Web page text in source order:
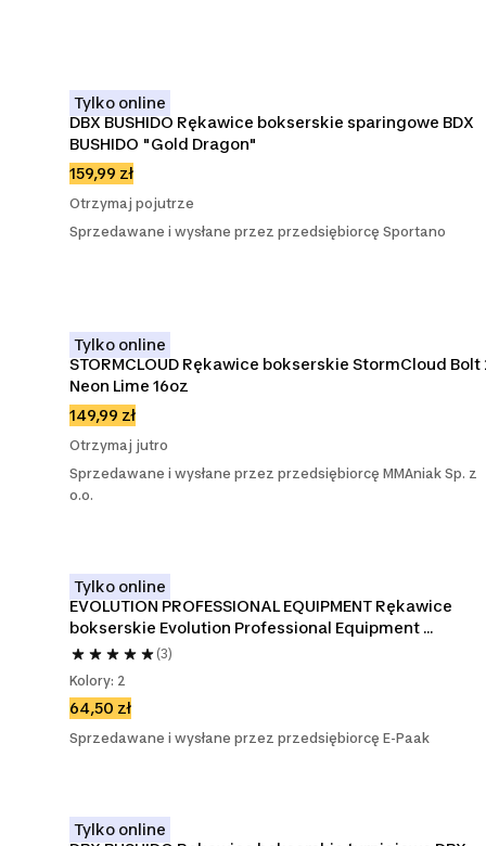
Tylko online
DBX BUSHIDO Rękawice bokserskie sparingowe BDX
BUSHIDO "Gold Dragon"
159,99 zł
Otrzymaj pojutrze
Sprzedawane i wysłane przez przedsiębiorcę Sportano
Tylko online
STORMCLOUD Rękawice bokserskie StormCloud Bolt
Neon Lime 16oz
149,99 zł
Otrzymaj jutro
Sprzedawane i wysłane przez przedsiębiorcę MMAniak Sp. z
o.o.
Tylko online
EVOLUTION PROFESSIONAL EQUIPMENT Rękawice
bokserskie Evolution Professional Equipment
rekreacyjne Basic Pink
(3)
Kolory: 2
64,50 zł
Sprzedawane i wysłane przez przedsiębiorcę E-Paak
Tylko online